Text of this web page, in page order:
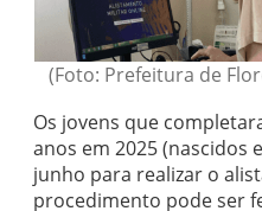
(Foto: Prefeitura de
Os jovens que
anos em 2025 (nascidos
junho para realizar o
procedimento pode ser